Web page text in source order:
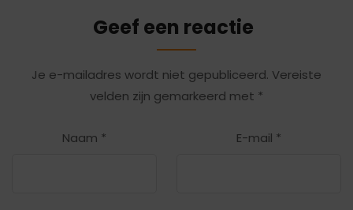
Geef een reactie
Je e-mailadres wordt niet gepubliceerd. Vereiste
velden zijn gemarkeerd met *
Naam * E-mail *